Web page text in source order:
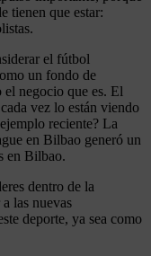
tienen que estar:
el fútbol
un fondo de
el negocio que es. El
vez lo están viendo
reciente? La
en Bilbao generó un
en Bilbao.
dentro de la
las nuevas
deporte, ya sea como